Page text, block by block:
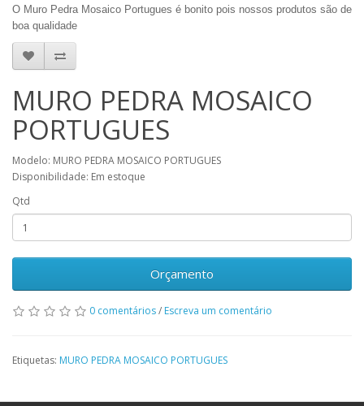
O Muro Pedra Mosaico Portugues é bonito pois nossos produtos são de
boa qualidade
MURO PEDRA MOSAICO
PORTUGUES
Modelo: MURO PEDRA MOSAICO PORTUGUES
Disponibilidade: Em estoque
Qtd
Orçamento
0 comentários/ Escreva um comentário
Etiquetas: MURO PEDRA MOSAICO PORTUGUES